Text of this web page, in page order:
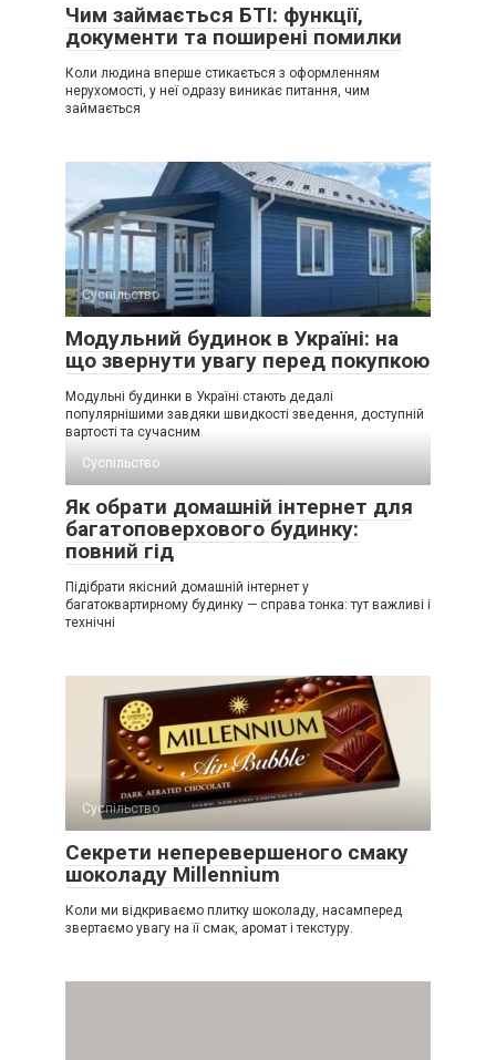
Чим займається БТІ: функції,
документи та поширені помилки
Коли людина вперше стикається з оформленням
нерухомості, у неї одразу виникає питання, чим
займається
Суспільство
Модульний будинок в Україні: на
що звернути увагу перед покупкою
Модульні будинки в Україні стають дедалі
популярнішими завдяки швидкості зведення, доступній
вартості та сучасним
Суспільство
Як обрати домашній інтернет для
багатоповерхового будинку:
повний гід
Підібрати якісний домашній інтернет у
багатоквартирному будинку — справа тонка: тут важливі і
технічні
Суспільство
Секрети неперевершеного смаку
шоколаду Millennium
Коли ми відкриваємо плитку шоколаду, насамперед
звертаємо увагу на її смак, аромат і текстуру.